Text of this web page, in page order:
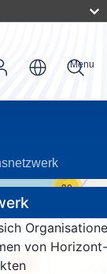
Menu
von Horizont-
30
163